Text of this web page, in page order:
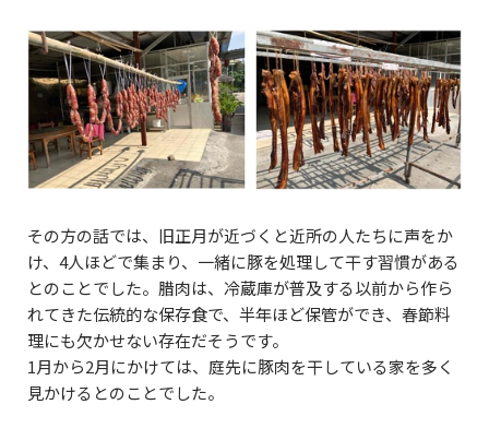
その方の話では、旧正月が近づくと近所の人たちに声をか
け、4人ほどで集まり、一緒に豚を処理して干す習慣がある
とのことでした。腊肉は、冷蔵庫が普及する以前から作ら
れてきた伝統的な保存食で、半年ほど保管ができ、春節料
理にも欠かせない存在だそうです。
1月から2月にかけては、庭先に豚肉を干している家を多く
見かけるとのことでした。